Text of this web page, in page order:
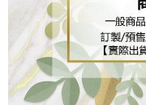
請求用戶進行身份認證。
５．嚴禁一人註冊多個帳號
恩沛科技股份有限公司將有